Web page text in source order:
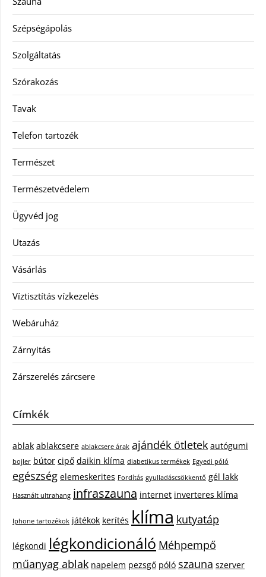
Szépségápolás
Szolgáltatás
Szórakozás
Tavak
Telefon tartozék
Természet
Természetvédelem
Ügyvéd jog
Utazás
Vásárlás
Víztisztítás vízkezelés
Webáruház
Zárnyitás
Zárszerelés zárcsere
Címkék
ablak ablakcsere ablakcsere árak ajándék ötletek autógumi
bojler bútor cipő daikin klíma diabetikus termékek Egyedi póló
egészség elemeskerites Fordítás gyulladáscsökkentő gél lakk
Használt ultrahang infraszauna internet inverteres klíma
Iphone tartozékok játékok kerítés klíma kutyatáp
légkondi légkondicionáló Méhpempő
műanyag ablak napelem pezsgő póló szauna szerver